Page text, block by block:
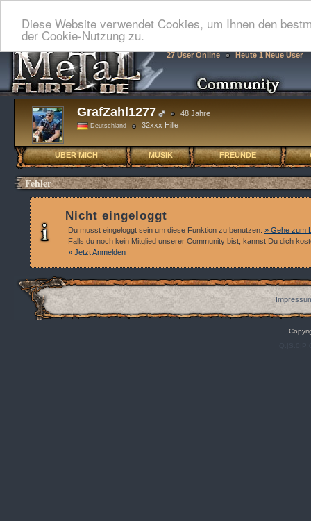
Diese Website verwendet Cookies, um Ihnen den
der Cookie-Nutzung zu.
27 User Online Heute 1 Neue User
GrafZahl1277 48 Jahre
Deutschland 32xxx Hille
ÜBER MICH MUSIK FREUNDE
Fehler
Nicht eingeloggt
Du musst eingeloggt sein um diese Funktion zu benutzen. » Gehe zum
Falls du noch kein Mitglied unserer Community bist, kannst Du dich
» Jetzt Anmelden